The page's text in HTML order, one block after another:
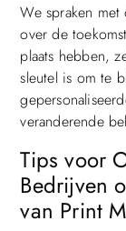
We spraken
over de
plaats hebben,
sleutel is om te
veranderende
Tips voor
Bedrijven
van Print